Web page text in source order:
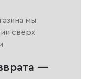
мы
сверх
—